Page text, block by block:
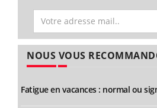
NOUS VOUS
Fatigue en vacances : normal ou